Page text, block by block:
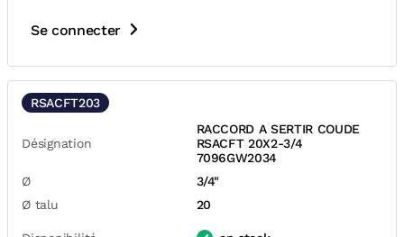
Se connecter
RSACFT203
Désignation
RACCORD A SERTIR COUDE
RSACFT 20X2-3/4
7096GW2034
Ø
3/4"
Ø talu
20